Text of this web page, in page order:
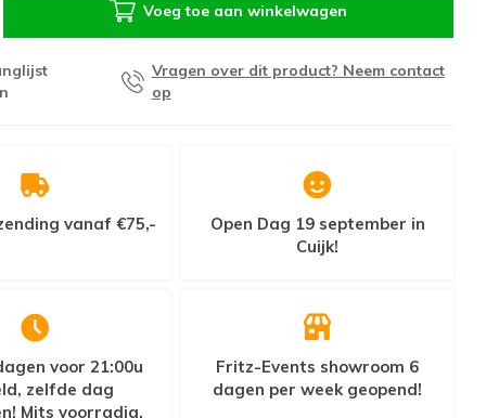
Voeg toe aan winkelwagen
Vragen over dit product? Neem contact
op
vanaf €75,-
Open Dag 19 september in
Cuijk!
voor 21:00u
zelfde dag
Mits voorradig.
Fritz-Events showroom 6
dagen per week geopend!